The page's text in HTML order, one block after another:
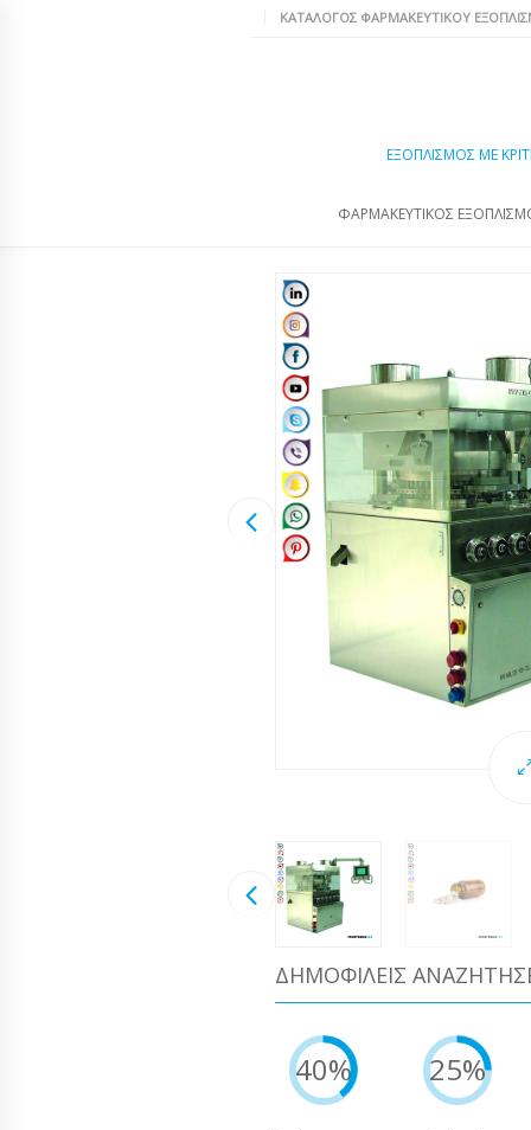
ΚΑΤΆΛΟΓΟΣ ΦΑΡΜΑΚΕΥΤΙΚΟΎ
ΕΞΟΠΛΙΣΜΌΣ ΜΕ
ΦΑΡΜΑΚΕΥΤΙΚΌΣ
ΔΗΜΟΦΙΛΕΊΣ
40% 25%